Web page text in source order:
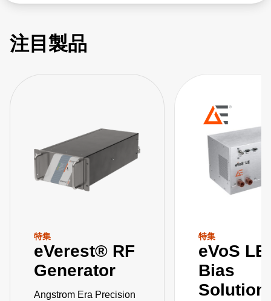
注目製品
特集
eVerest® RF
Generator
Angstrom Era Precision
特集
eVoS LE
Bias
Solution